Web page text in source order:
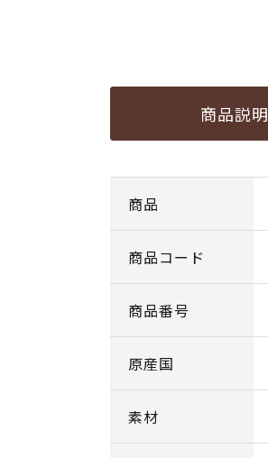
商品説明
商品
商品コード
商品番号
原産国
素材